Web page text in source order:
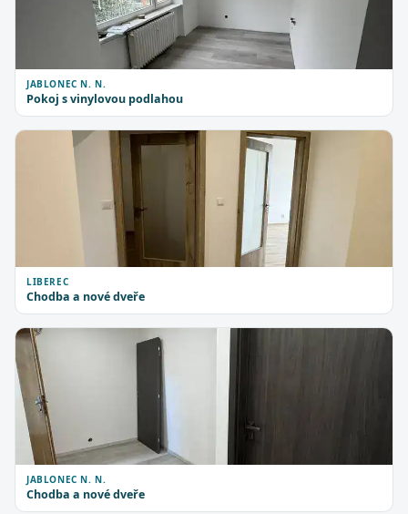
JABLONEC N. N.
Pokoj s vinylovou podlahou
LIBEREC
Chodba a nové dveře
JABLONEC N. N.
Chodba a nové dveře